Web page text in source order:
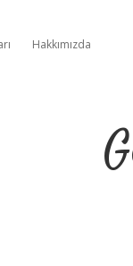
Hakkımızda